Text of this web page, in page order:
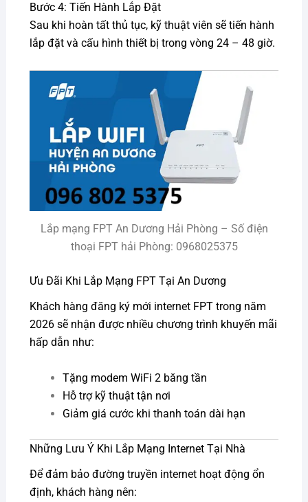
Bước 4: Tiến Hành Lắp Đặt
Sau khi hoàn tất thủ tục, kỹ thuật viên sẽ tiến hành
lắp đặt và cấu hình thiết bị trong vòng 24 – 48 giờ.
Lắp mạng FPT An Dương Hải Phòng – Số điện
thoại FPT hải Phòng: 0968025375
Ưu Đãi Khi Lắp Mạng FPT Tại An Dương
Khách hàng đăng ký mới internet FPT trong năm
2026 sẽ nhận được nhiều chương trình khuyến mãi
hấp dẫn như:
Tặng modem WiFi 2 băng tần
Hỗ trợ kỹ thuật tận nơi
Giảm giá cước khi thanh toán dài hạn
Những Lưu Ý Khi Lắp Mạng Internet Tại Nhà
Để đảm bảo đường truyền internet hoạt động ổn
định, khách hàng nên: